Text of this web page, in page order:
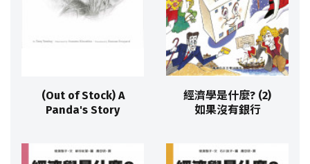
(Out of Stock) A
Panda's Story
經濟學是什麼? (2)
如果沒有銀行